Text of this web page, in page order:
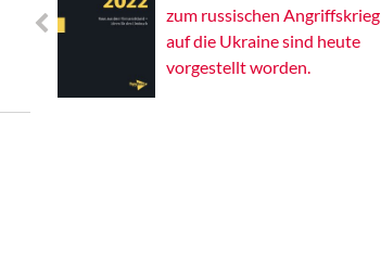
zum russischen Angriffskrieg
auf die Ukraine sind heute
vorgestellt worden.